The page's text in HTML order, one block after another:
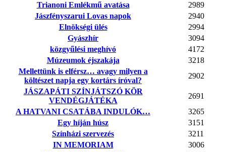
Trianoni Emlékmű avatása
2989
Jászfényszarui Lovas napok
2940
Elnökségi ülés
2994
Gyászhír
3094
közgyűlési meghívó
4172
Múzeumok éjszakája
3218
Mellettünk is elférsz… avagy milyen a
költészet napja egy kortárs íróval?
2902
JÁSZAPÁTI SZÍNJÁTSZÓ KÖR
VENDÉGJÁTÉKA
2691
A HATVANI CSATÁBA INDULÓK…
3265
Egy híján húsz
3151
Színházi szervezés
3211
IN MEMORIAM
3006